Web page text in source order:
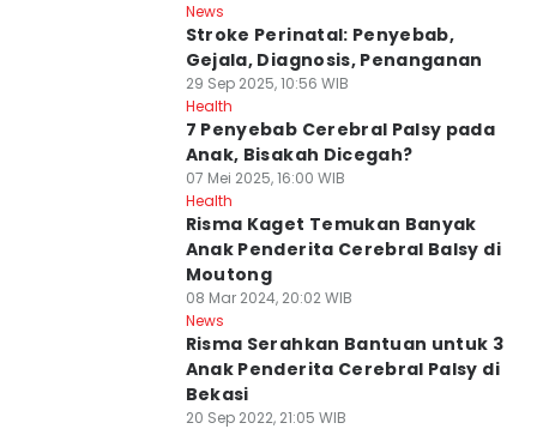
News
Stroke Perinatal: Penyebab,
Gejala, Diagnosis, Penanganan
29 Sep 2025, 10:56 WIB
Health
7 Penyebab Cerebral Palsy pada
Anak, Bisakah Dicegah?
07 Mei 2025, 16:00 WIB
Health
Risma Kaget Temukan Banyak
Anak Penderita Cerebral Balsy di
Moutong
08 Mar 2024, 20:02 WIB
News
Risma Serahkan Bantuan untuk 3
Anak Penderita Cerebral Palsy di
Bekasi
20 Sep 2022, 21:05 WIB